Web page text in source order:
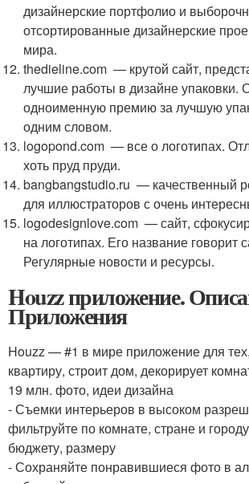
дизайнерские портфолио и
отсортированные дизайнерские
мира.
thedieline.com — крутой сайт,
лучшие работы в дизайне упаковки.
одноименную премию за лучшую
одним словом.
logopond.com — все о логотипах.
хоть пруд пруди.
bangbangstudio.ru — качественный
для иллюстраторов с очень
logodesignlove.com — сайт,
на логотипах. Его название говорит
Регулярные новости и ресурсы.
Houzz приложение.
Приложения
Houzz — #1 в мире приложение для
квартиру, строит дом, декорирует
19 млн. фото, идеи дизайна
- Съемки интерьеров в высоком
фильтруйте по комнате, стране и
бюджету, размеру
- Сохраняйте понравившиеся фото в